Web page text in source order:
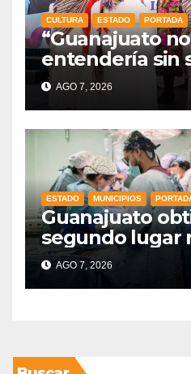
CULTURA ESTADO PORTADA
“Guanajuato
entendería sin
Indígenas”:
fortalece el
AGO 7, 2026
ESTADO MUNICIPIOS
Guanajuato
segundo lugar
procuración de
AGO 7, 2026